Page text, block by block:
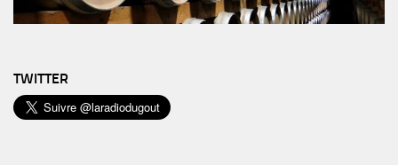
TWITTER